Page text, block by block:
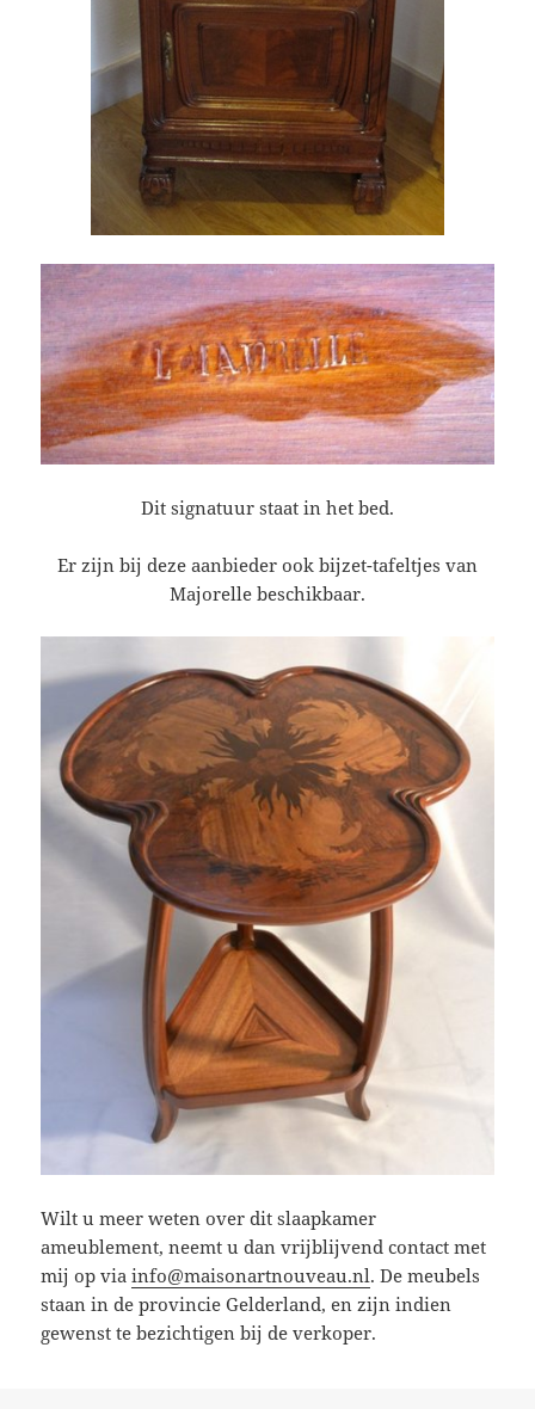
Dit signatuur staat in het bed.
Er zijn bij deze aanbieder ook bijzet-tafeltjes van
Majorelle beschikbaar.
Wilt u meer weten over dit slaapkamer
ameublement, neemt u dan vrijblijvend contact met
mij op viainfo@maisonartnouveau.nl. De meubels
staan in de provincie Gelderland, en zijn indien
gewenst te bezichtigen bij de verkoper.